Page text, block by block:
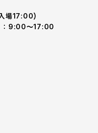
場17:00）
：9:00〜17:00